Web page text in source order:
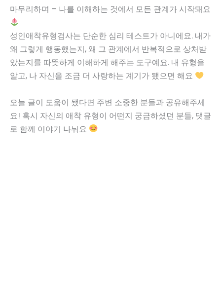
마무리하며 – 나를 이해하는 것에서 모든 관계가 시작돼요
성인애착유형검사는 단순한 심리 테스트가 아니에요. 내가
왜 그렇게 행동했는지, 왜 그 관계에서 반복적으로 상처받
았는지를 따뜻하게 이해하게 해주는 도구예요. 내 유형을
알고, 나 자신을 조금 더 사랑하는 계기가 됐으면 해요
오늘 글이 도움이 됐다면 주변 소중한 분들과 공유해주세
요! 혹시 자신의 애착 유형이 어떤지 궁금하셨던 분들, 댓글
로 함께 이야기 나눠요